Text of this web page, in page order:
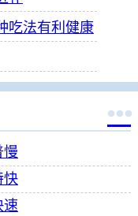
吃法有利健康

慢
快
速